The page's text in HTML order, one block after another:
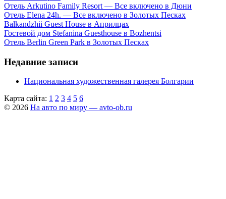
Отель Arkutino Family Resort — Все включено в Дюни
Отель Elena 24h. — Все включено в Золотых Песках
Balkandzhii Guest House в Априлцах
Гостевой дом Stefanina Guesthouse в Bozhentsi
Отель Berlin Green Park в Золотых Песках
Недавние записи
Национальная художественная галерея Болгарии
Карта сайта: 1 2 3 4 5 6
© 2026 На авто по миру — avto-ob.ru